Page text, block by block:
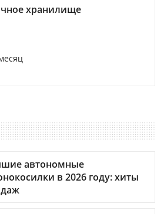
хранилище
автономные
в 2026 году: хиты